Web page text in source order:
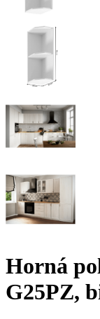
Horná
G25PZ,